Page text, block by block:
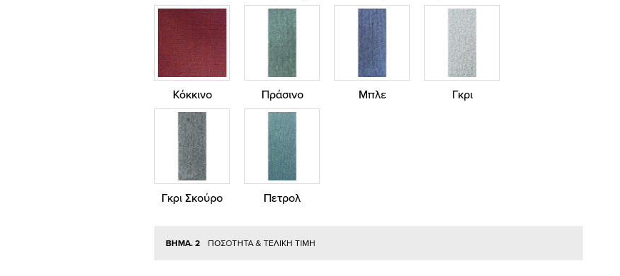
Κόκκινο Πράσινο Μπλε Γκρι
Γκρι Σκούρο Πετρολ
ΒΗΜΑ. 2 ΠΟΣΟΤΗΤΑ & ΤΕΛΙΚΗ ΤΙΜΗ